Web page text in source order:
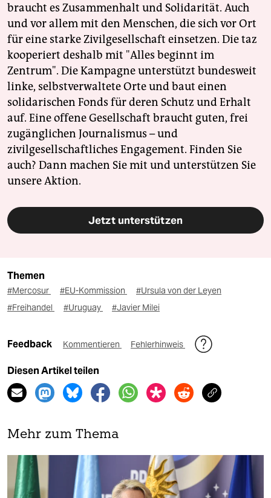
braucht es Zusammenhalt und Solidarität. Auch
und vor allem mit den Menschen, die sich vor Ort
für eine starke Zivilgesellschaft einsetzen. Die taz
kooperiert deshalb mit "Alles beginnt im
Zentrum". Die Kampagne unterstützt bundesweit
linke, selbstverwaltete Orte und baut einen
solidarischen Fonds für deren Schutz und Erhalt
auf. Eine offene Gesellschaft braucht guten, frei
zugänglichen Journalismus – und
zivilgesellschaftliches Engagement. Finden Sie
auch? Dann machen Sie mit und unterstützen Sie
unsere Aktion.
Jetzt unterstützen
Themen
#Mercosur #EU-Kommission
#Ursula von der Leyen
#Freihandel
#Uruguay #Javier Milei
Feedback Kommentieren Fehlerhinweis
Diesen Artikel teilen
Mehr zum Thema